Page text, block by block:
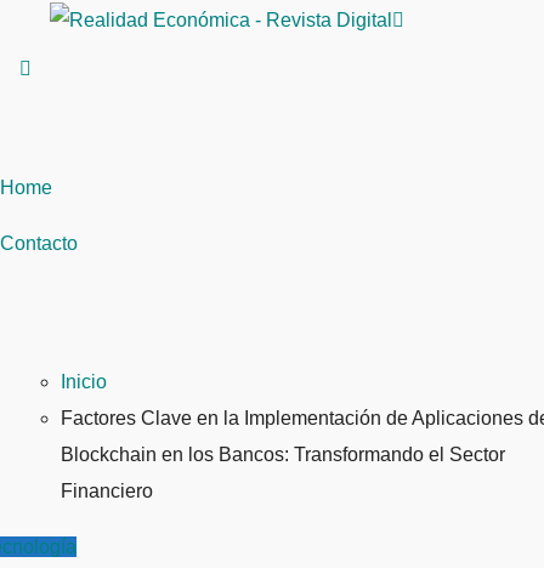
Home
Contacto
Inicio
Factores Clave en la Implementación de Aplicaciones
Blockchain en los Bancos: Transformando el Sector
Financiero